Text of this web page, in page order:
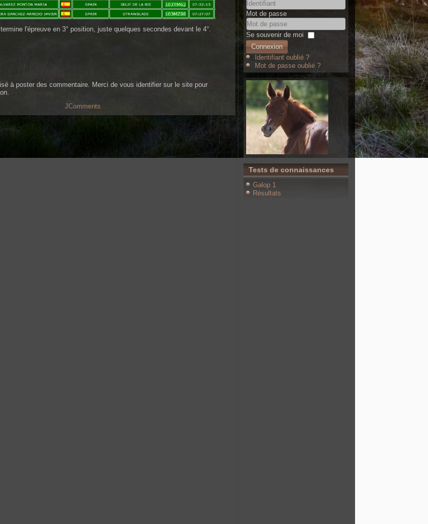
l'épreuve en 3° position, juste quelques secondes devant le 4°.
à poster des commentaire. Merci de vous identifier sur le site pour
JComments
Mot de passe
Se souvenir de moi
Connexion
Identifiant oublié ?
Mot de passe oublié ?
Tests de connaissances
Galop 1
Résultats